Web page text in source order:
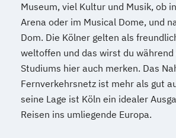
Museum, viel Kultur und Musik, ob
Arena oder im Musical Dome, und
Dom. Die Kölner gelten als
weltoffen und das wirst du während
Studiums hier auch merken. Das
Fernverkehrsnetz ist mehr als gut
seine Lage ist Köln ein idealer
Reisen ins umliegende Europa.